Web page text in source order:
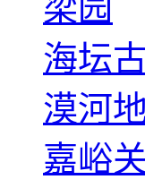
梁园
海坛
漠河
嘉峪关